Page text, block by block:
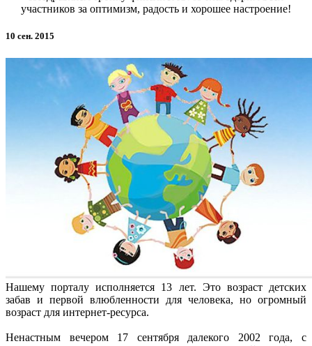
участников за оптимизм, радость и хорошее настроение!
10 сен. 2015
Нашему порталу исполняется 13 лет. Это возраст детских
забав и первой влюбленности для человека, но огромный
возраст для интернет-ресурса.
Ненастным вечером 17 сентября далекого 2002 года, с